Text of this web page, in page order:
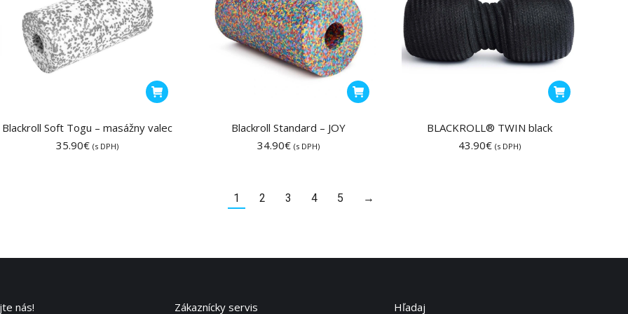
stránke
produktu.
Blackroll Soft Togu – masážny valec
35.90€ (s DPH)
Blackroll Standard – JOY
34.90€ (s DPH)
BLACKROLL® TWIN black
43.90€ (s DPH)
1 2 3 4 5 →
nás! Zákaznícky servis Hľadaj